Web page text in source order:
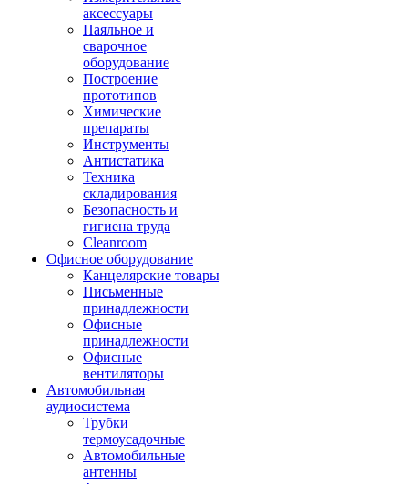
аксессуары
Паяльное и
сварочное
оборудование
Построение
прототипов
Химические
препараты
Инструменты
Aнтистатика
Техника
складирования
Безопасность и
гигиена труда
Cleanroom
Офисное оборудование
Канцелярские товары
Письменные
принадлежности
Офисные
принадлежности
Офисные
вентиляторы
Автомобильная
аудиосистема
Трубки
термоусадочные
Автомобильные
антенны